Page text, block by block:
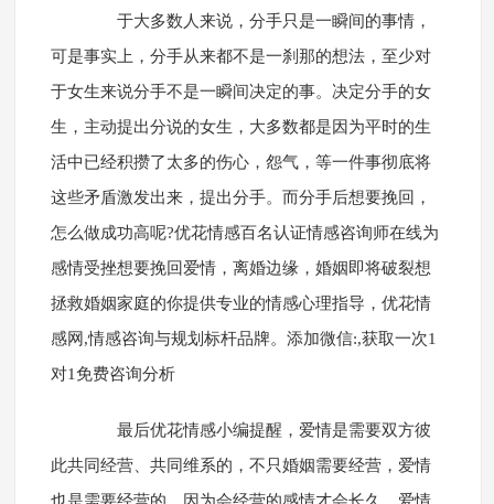
于大多数人来说，分手只是一瞬间的事情，
可是事实上，分手从来都不是一刹那的想法，至少对
于女生来说分手不是一瞬间决定的事。决定分手的女
生，主动提出分说的女生，大多数都是因为平时的生
活中已经积攒了太多的伤心，怨气，等一件事彻底将
这些矛盾激发出来，提出分手。而分手后想要挽回，
怎么做成功高呢?优花情感百名认证情感咨询师在线为
感情受挫想要挽回爱情，离婚边缘，婚姻即将破裂想
拯救婚姻家庭的你提供专业的情感心理指导，优花情
感网,情感咨询与规划标杆品牌。添加微信:,获取一次1
对1免费咨询分析
最后优花情感小编提醒，爱情是需要双方彼
此共同经营、共同维系的，不只婚姻需要经营，爱情